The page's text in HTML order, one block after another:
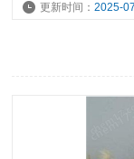
更新时间：2025-